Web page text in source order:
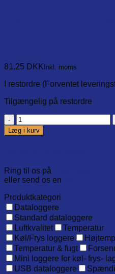
81,25 DKK Inkl. moms
I restordre (Forventet
Tilgængelig på restordre
902678-
00,
Erstatnings
(2
stk.)
Læg i kurv
Ring til os på
eller send os en
Produktkategori
Dataloggere
Standard dataloggere
Luftkvalitet
Temperatur
Køl/Frys loggere
Temperatur & fugt
Mini loggere for køl- frys-
USB dataloggere